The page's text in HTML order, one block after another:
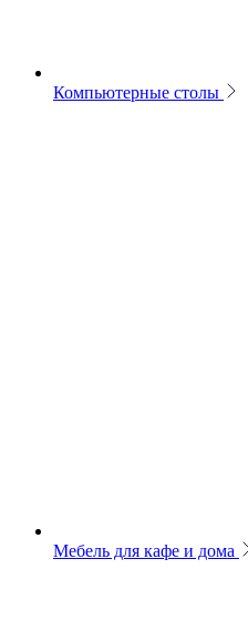
Компьютерные столы
Мебель для кафе и дома